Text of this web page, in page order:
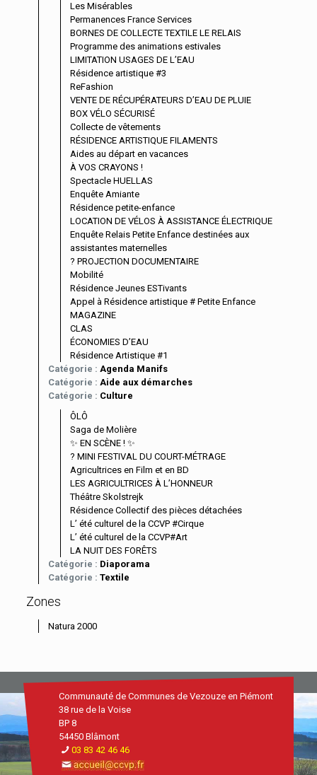
Les Misérables
Permanences France Services
BORNES DE COLLECTE TEXTILE LE RELAIS
Programme des animations estivales
LIMITATION USAGES DE L’EAU
Résidence artistique #3
ReFashion
VENTE DE RÉCUPÉRATEURS D’EAU DE PLUIE
BOX VÉLO SÉCURISÉ
Collecte de vêtements
RÉSIDENCE ARTISTIQUE FILAMENTS
Aides au départ en vacances
À VOS CRAYONS !
Spectacle HUELLAS
Enquête Amiante
Résidence petite-enfance
LOCATION DE VÉLOS À ASSISTANCE ÉLECTRIQUE
Enquête Relais Petite Enfance destinées aux
assistantes maternelles
?️ PROJECTION DOCUMENTAIRE
Mobilité
Résidence Jeunes ESTivants
Appel à Résidence artistique # Petite Enfance
MAGAZINE
CLAS
ÉCONOMIES D’EAU
Résidence Artistique #1
Catégorie : Agenda Manifs
Catégorie : Aide aux démarches
Catégorie : Culture
ÔLÔ
Saga de Molière
✨ EN SCÈNE ! ✨
? MINI FESTIVAL DU COURT-MÉTRAGE
Agricultrices en Film et en BD
LES AGRICULTRICES À L’HONNEUR
Théâtre Skolstrejk
Résidence Collectif des pièces détachées
L’ été culturel de la CCVP #Cirque
L’ été culturel de la CCVP#Art
LA NUIT DES FORÊTS
Catégorie : Diaporama
Catégorie : Textile
Zones
Natura 2000
Communauté de Communes de Vezouze en Piémont
38 rue de la Voise
BP 8
54450 Blâmont
03 83 42 46 46